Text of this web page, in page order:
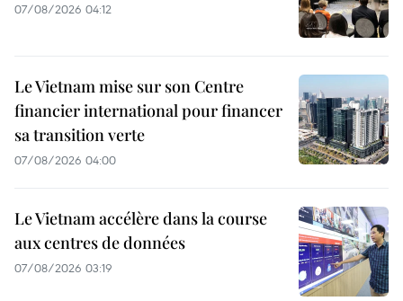
07/08/2026 04:12
Le Vietnam mise sur son Centre
financier international pour financer
sa transition verte
07/08/2026 04:00
Le Vietnam accélère dans la course
aux centres de données
07/08/2026 03:19